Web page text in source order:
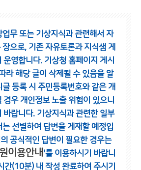
무 또는 기상지식과 관련해서 자
장으로, 기존 자유토론과 지식샘 게
운영합니다. 기상청 홈페이지 게시
라 해당 글이 삭제될 수 있음을 알
글 등록 시 주민등록번호와 같은 개
경우 개인정보 노출 위험이 있으니
바랍니다. 기상지식과 관련한 일부
선별하여 답변을 게재할 예정입
공식적인 답변이 필요한 경우는
이용안내 '를 이용하시기 바랍니
간(10분) 내 작성 완료하여 주시기